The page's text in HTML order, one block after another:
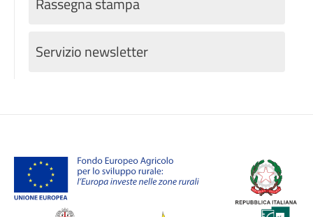
Rassegna stampa
Servizio newsletter